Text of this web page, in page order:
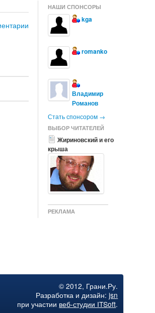
НАШИ СПОНСОРЫ
kga
romanko
Владимир
Романов
Стать спонсором →
ВЫБОР ЧИТАТЕЛЕЙ
Жириновский и его
крыша
РЕКЛАМА
согласовали
последние
убийственные
санкции
© 2012, Грани.Ру.
Разработка и дизайн:jsn
при участии веб-студии ITSoft.